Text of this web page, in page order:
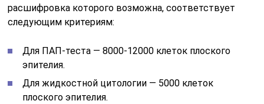
расшифровка которого возможна, соответствует
следующим критериям:
Для ПАП-теста — 8000-12000 клеток плоского
эпителия.
Для жидкостной цитологии — 5000 клеток
плоского эпителия.